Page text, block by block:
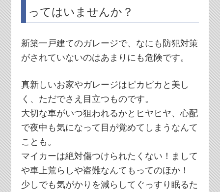
ってはいませんか？
新築一戸建てのガレージで、なにも防犯対策
がされていないのはあまりにも危険です。
真新しいお家やガレージはピカピカと美し
く、ただでさえ目立つものです。
大切な車がいつ狙われるかとヒヤヒヤ、心配
で夜中も気になって目が覚めてしまうなんて
ことも。
マイカーは絶対傷つけられたくない！まして
や車上荒らしや盗難なんてもってのほか！
少しでも気がかりを減らしてぐっすり眠るた